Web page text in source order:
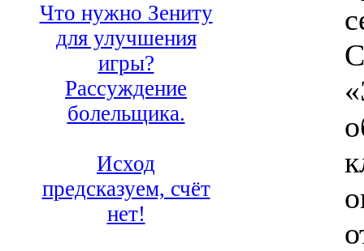
Что нужно Зениту
для улучшения
игры?
Рассуждение
болельщика.
Исход
предсказуем, счёт
нет!